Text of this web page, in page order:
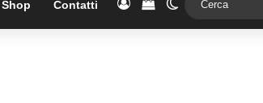
Shop Contatti AccediVedi il carrello
Cambia aspetto